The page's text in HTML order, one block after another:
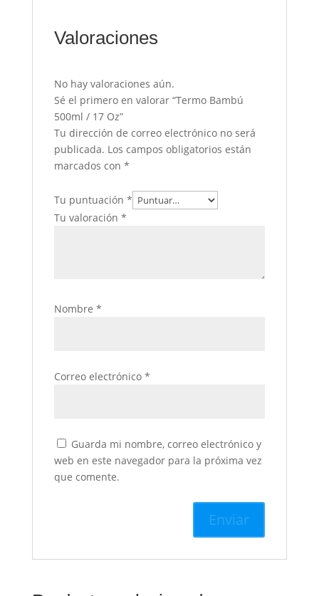
Valoraciones
No hay valoraciones aún.
Sé el primero en valorar “Termo Bambú
500ml / 17 Oz”
Tu dirección de correo electrónico no será
publicada. Los campos obligatorios están
marcados con *
Tu puntuación *
Tu valoración *
Nombre *
Correo electrónico *
Guarda mi nombre, correo electrónico y
web en este navegador para la próxima vez
que comente.